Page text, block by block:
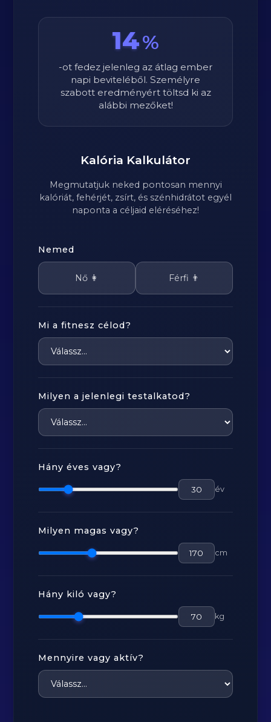
14%
-ot fedez jelenleg az átlag ember
napi beviteléből. Személyre
szabott eredményért töltsd ki az
alábbi mezőket!
Kalória Kalkulátor
Megmutatjuk neked pontosan mennyi
kalóriát, fehérjét, zsírt, és szénhidrátot egyél
naponta a céljaid eléréséhez!
Nemed
Nő 👩 Férfi 👨
Mi a fitnesz célod?
Milyen a jelenlegi testalkatod?
Hány éves vagy?
év
Milyen magas vagy?
cm
Hány kiló vagy?
kg
Mennyire vagy aktív?